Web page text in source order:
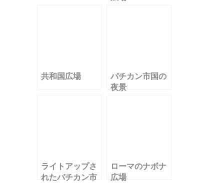
共和国広場
バチカン市国の
夜景
ライトアップさ
れたバチカン市
ローマのナボナ
広場